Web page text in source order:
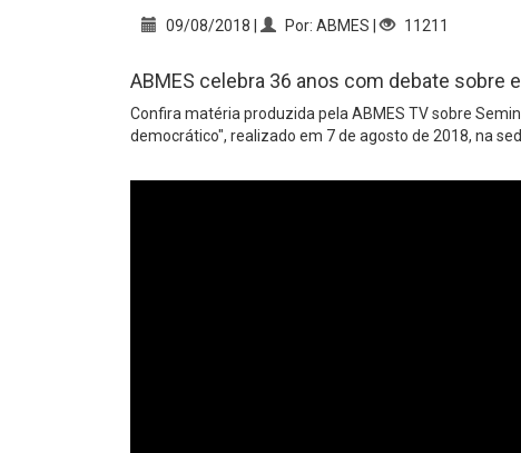
09/08/2018 | Por: ABMES | 11211
ABMES celebra 36 anos com debate sobre
Confira matéria produzida pela ABMES TV sobre
democrático", realizado em 7 de agosto de 2018, na